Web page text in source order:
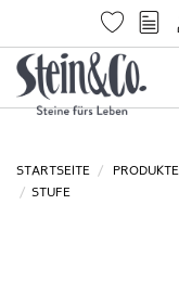
STARTSEITE PRODUKTE
STUFE